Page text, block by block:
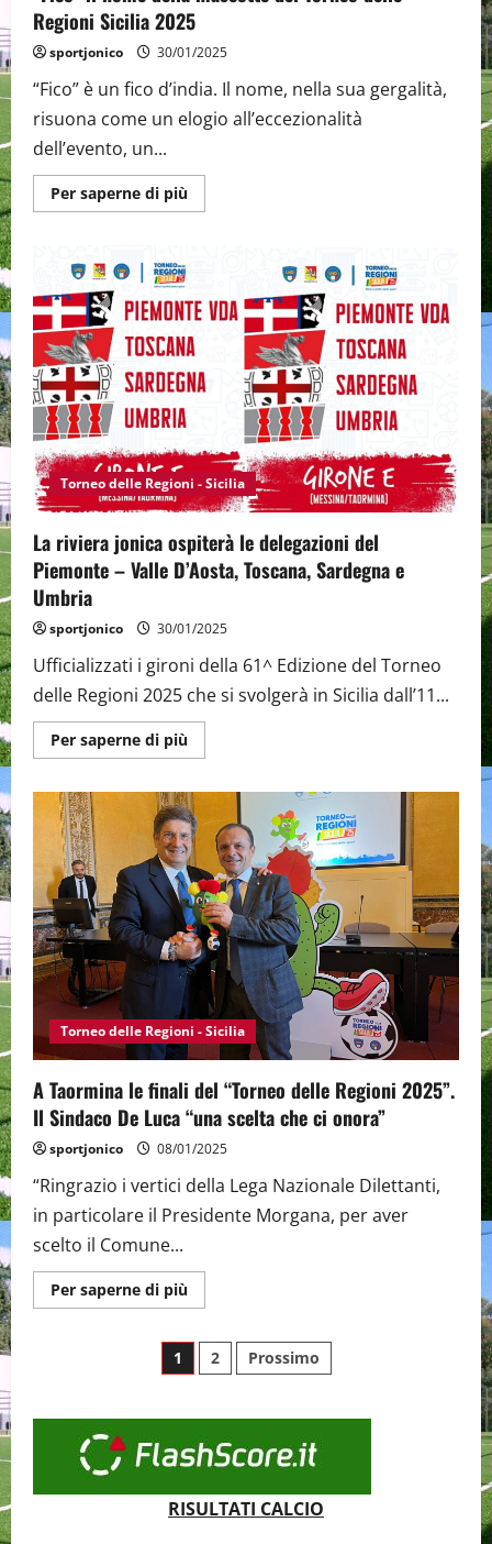
Regioni Sicilia 2025
sportjonico 30/01/2025
“Fico” è un fico d’india. Il nome, nella sua gergalità,
risuona come un elogio all’eccezionalità
dell’evento, un...
Per saperne di piùMaggiori
informazioni
mascotte
del
delle
Regioni
Sicilia
2025
Torneo delle Regioni - Sicilia
La riviera jonica ospiterà le delegazioni del
Piemonte – Valle D’Aosta, Toscana, Sardegna e
Umbria
sportjonico 30/01/2025
Ufficializzati i gironi della 61^ Edizione del Torneo
delle Regioni 2025 che si svolgerà in Sicilia dall’11...
Per saperne di piùMaggiori
informazioni
riviera
jonica
ospiterà
le
delegazioni
del
Piemonte
–
Valle
D’Aosta,
Toscana,
Sardegna
Umbria
Torneo delle Regioni - Sicilia
A Taormina le finali del “Torneo delle Regioni 2025”.
Il Sindaco De Luca “una scelta che ci onora”
sportjonico 08/01/2025
“Ringrazio i vertici della Lega Nazionale Dilettanti,
in particolare il Presidente Morgana, per aver
scelto il Comune...
Per saperne di piùMaggiori
informazioni
Taormina
finali
Regioni
2025”.
Il
De
Luca
Paginazione
degli
articoli
1 2 Prossimo
RISULTATI CALCIO